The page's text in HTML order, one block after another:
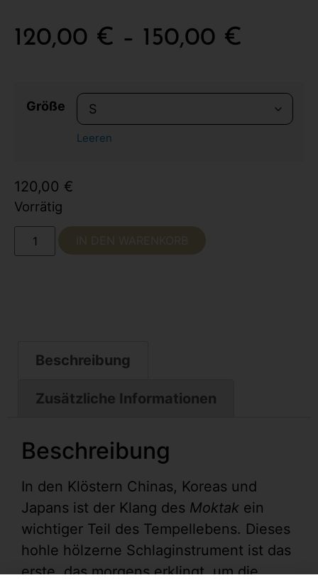
120,00 € – 150,00 €
Größe
Leeren
120,00 €
Vorrätig
Beschreibung
Zusätzliche Informationen
Beschreibung
In den Klöstern Chinas, Koreas und
Japans ist der Klang des Moktak ein
wichtiger Teil des Tempellebens. Dieses
hohle hölzerne Schlaginstrument ist das
erste, das morgens erklingt, um die